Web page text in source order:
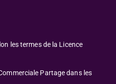
les termes de la Licence
Partage dans les